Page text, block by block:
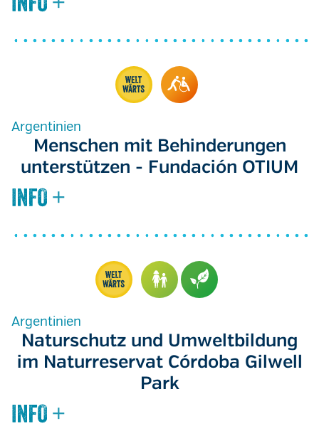
Argentinien
Menschen mit Behinderungen
unterstützen - Fundación OTIUM
Argentinien
Naturschutz und Umweltbildung
im Naturreservat Córdoba Gilwell
Park